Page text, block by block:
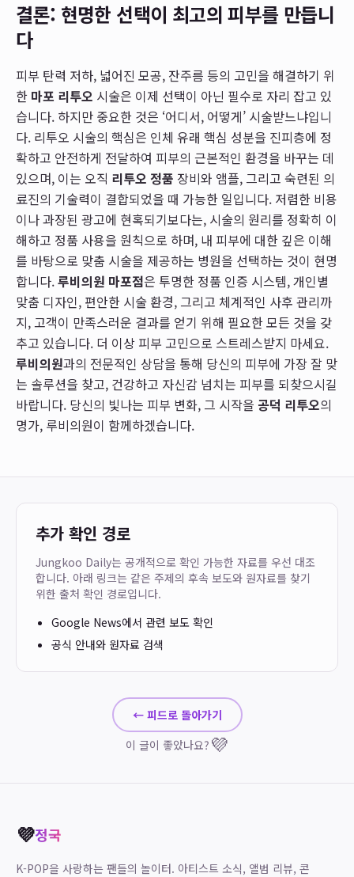
결론: 현명한 선택이 최고의 피부를 만듭니
다
피부 탄력 저하, 넓어진 모공, 잔주름 등의 고민을 해결하기 위
한 마포 리투오 시술은 이제 선택이 아닌 필수로 자리 잡고 있
습니다. 하지만 중요한 것은 ‘어디서, 어떻게’ 시술받느냐입니
다. 리투오 시술의 핵심은 인체 유래 핵심 성분을 진피층에 정
확하고 안전하게 전달하여 피부의 근본적인 환경을 바꾸는 데
있으며, 이는 오직 리투오 정품 장비와 앰플, 그리고 숙련된 의
료진의 기술력이 결합되었을 때 가능한 일입니다. 저렴한 비용
이나 과장된 광고에 현혹되기보다는, 시술의 원리를 정확히 이
해하고 정품 사용을 원칙으로 하며, 내 피부에 대한 깊은 이해
를 바탕으로 맞춤 시술을 제공하는 병원을 선택하는 것이 현명
합니다.루비의원 마포점은 투명한 정품 인증 시스템, 개인별
맞춤 디자인, 편안한 시술 환경, 그리고 체계적인 사후 관리까
지, 고객이 만족스러운 결과를 얻기 위해 필요한 모든 것을 갖
추고 있습니다. 더 이상 피부 고민으로 스트레스받지 마세요.
루비의원과의 전문적인 상담을 통해 당신의 피부에 가장 잘 맞
는 솔루션을 찾고, 건강하고 자신감 넘치는 피부를 되찾으시길
바랍니다. 당신의 빛나는 피부 변화, 그 시작을 공덕 리투오의
명가, 루비의원이 함께하겠습니다.
추가 확인 경로
Jungkoo Daily는 공개적으로 확인 가능한 자료를 우선 대조
합니다. 아래 링크는 같은 주제의 후속 보도와 원자료를 찾기
위한 출처 확인 경로입니다.
Google News에서 관련 보도 확인
공식 안내와 원자료 검색
← 피드로 돌아가기
이 글이 좋았나요? 💜
💜정국
K-POP을 사랑하는 팬들의 놀이터. 아티스트 소식, 앨범 리뷰, 콘